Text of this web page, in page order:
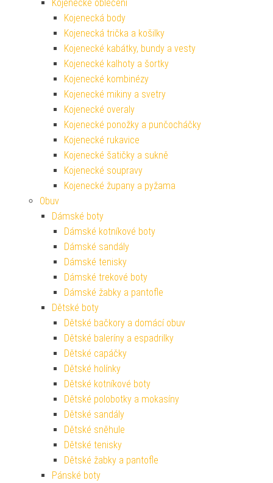
Kojenecké oblečení
Kojenecká body
Kojenecká trička a košilky
Kojenecké kabátky, bundy a vesty
Kojenecké kalhoty a šortky
Kojenecké kombinézy
Kojenecké mikiny a svetry
Kojenecké overaly
Kojenecké ponožky a punčocháčky
Kojenecké rukavice
Kojenecké šatičky a sukně
Kojenecké soupravy
Kojenecké župany a pyžama
Obuv
Dámské boty
Dámské kotníkové boty
Dámské sandály
Dámské tenisky
Dámské trekové boty
Dámské žabky a pantofle
Dětské boty
Dětské bačkory a domácí obuv
Dětské baleríny a espadrilky
Dětské capáčky
Dětské holínky
Dětské kotníkové boty
Dětské polobotky a mokasíny
Dětské sandály
Dětské sněhule
Dětské tenisky
Dětské žabky a pantofle
Pánské boty